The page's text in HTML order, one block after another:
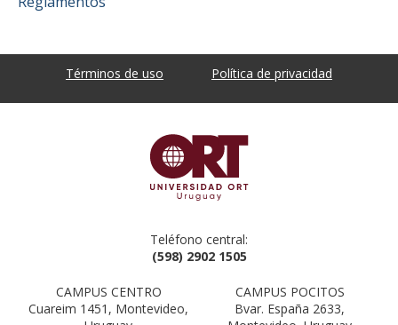
Términos de uso Política de privacidad
Teléfono central:
(598) 2902 1505
CAMPUS CENTRO
Cuareim 1451, Montevideo,
CAMPUS POCITOS
Bvar. España 2633,